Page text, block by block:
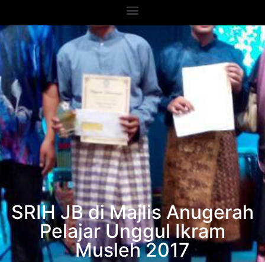
SRIH JB di Majlis Anugerah
Pelajar Unggul Ikram
Musleh 2017